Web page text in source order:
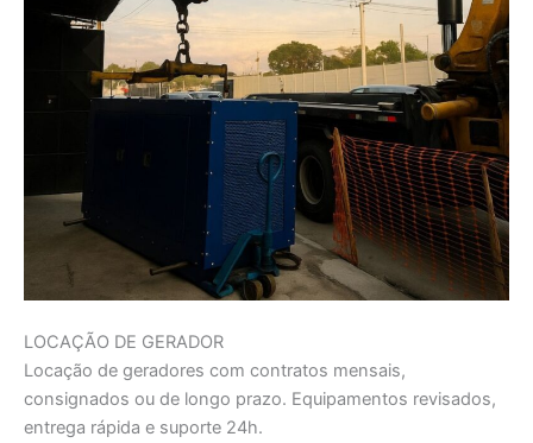
LOCAÇÃO DE GERADOR
Locação de geradores com contratos mensais,
consignados ou de longo prazo. Equipamentos revisados,
entrega rápida e suporte 24h.